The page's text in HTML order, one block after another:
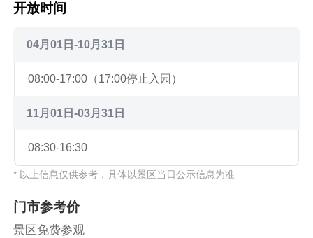
开放时间
04月01日-10月31日
08:00-17:00（17:00停止入园）
11月01日-03月31日
08:30-16:30
* 以上信息仅供参考，具体以景区当日公示信息为准
门市参考价
景区免费参观